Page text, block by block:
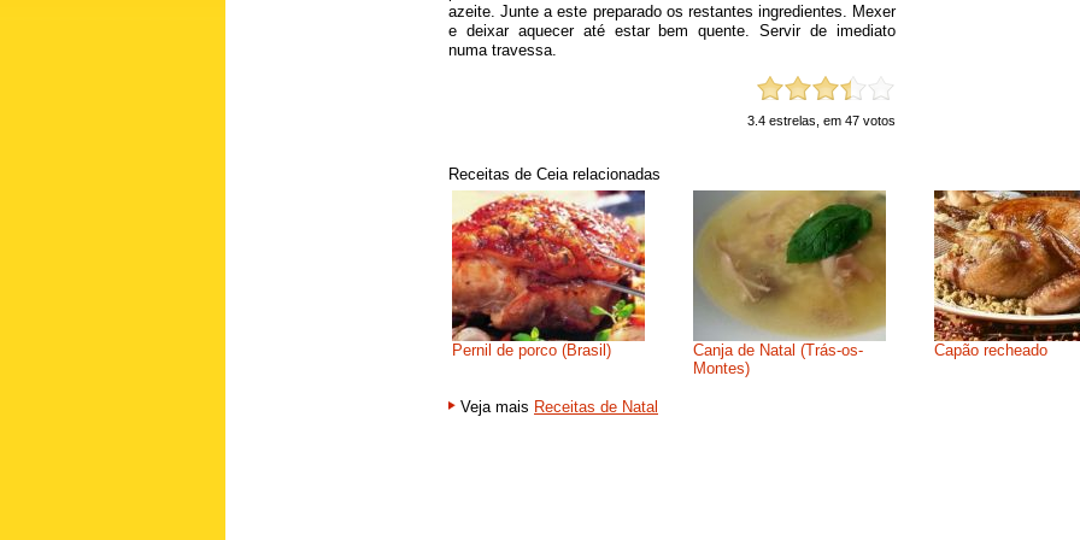
azeite. Junte a este preparado os restantes ingredientes. Mexer
e deixar aquecer até estar bem quente. Servir de imediato
numa travessa.
3.4 estrelas, em 47 votos
cenouras, já
anterior (sobras da
Cozer os ovos e
rodelas.
rodelas para
travessa.Picar os
e alourá-los em
este preparado
ingredientes.
Receitas de Ceia relacionadas
Pernil de porco (Brasil)
Canja de Natal (Trás-os-
Montes)
Capão recheado
Veja mais Receitas de Natal